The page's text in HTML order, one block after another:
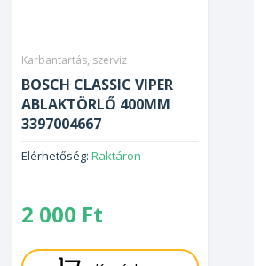
Karbantartás, szerviz
BOSCH CLASSIC VIPER
ABLAKTÖRLŐ 400MM
3397004667
Elérhetőség: Raktáron
2 000 Ft